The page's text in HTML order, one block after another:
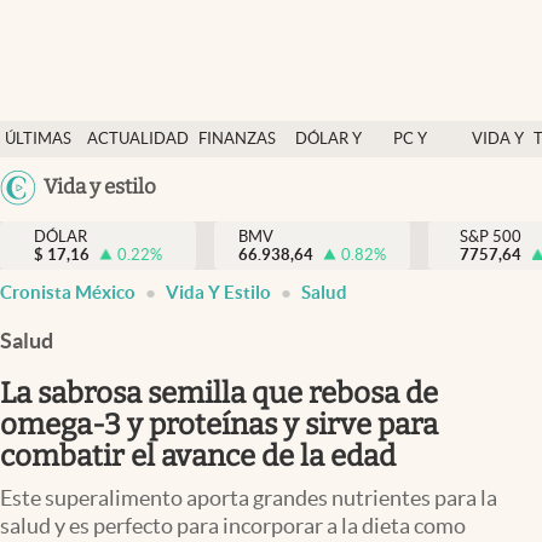
ÚLTIMAS
NOTICIAS
ACTUALIDAD
FINANZAS
DÓLAR Y
PC Y
VIDA Y
México
Vida y estilo
Actualidad
Finanzas y economía
Dólar y mercados
Pc y celular
Vida y estilo
Tv
DÓLAR
$ 17,16 0.22%
BMV
66.938,64
0.82%
S&P 500
7757,64
Cronista México Vida Y Estilo Salud
Salud
La sabrosa semilla que rebosa de
omega-3 y proteínas y sirve para
combatir el avance de la edad
Este superalimento aporta grandes nutrientes para la
salud y es perfecto para incorporar a la dieta como